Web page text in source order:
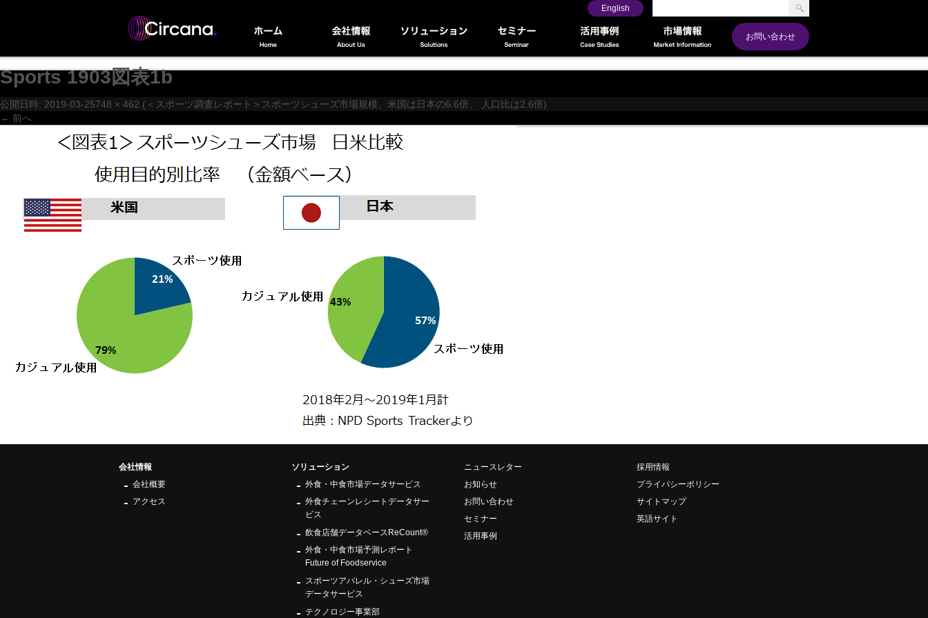
お問い合わせ
English
Sports 1903図表1b
公開日時: 2019-03-25748 × 462 ( ＜スポーツ調査レポート＞スポーツシューズ市場規模、米国は日本の6.6倍、 人口比は2.6倍)
← 前へ
会社情報
会社概要
アクセス
ソリューション
外食・中食市場データサービス
外食チェーンレシートデータサー
ビス
飲食店舗データベースReCount®
外食・中食市場予測レポート
Future of Foodservice
スポーツアパレル・シューズ市場
データサービス
テクノロジー事業部
ニュースレター
お知らせ
お問い合わせ
セミナー
活用事例
採用情報
プライバシーポリシー
サイトマップ
英語サイト